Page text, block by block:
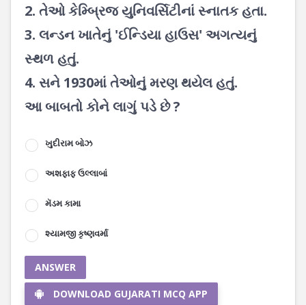
2. તેઓ કેમ્બ્રિજ યુનિવર્સિટીનાં સ્નાતક હતા.
3. લન્ડન ખાતેનું 'ઈન્ડિયા હાઉસ' અગત્યનું
સ્થળ હતું.
4. સને 1930માં તેઓનું મરણ થયેલ હતું.
આ બાબતો કોને લાગું પડે છે ?
ખુદીરામ બોઝ
અશફાફ ઉલ્લાબાં
મૅડમ કામા
શ્યામજી કૃષ્ણવર્મા
ANSWER
DOWNLOAD GUJARATI MCQ APP